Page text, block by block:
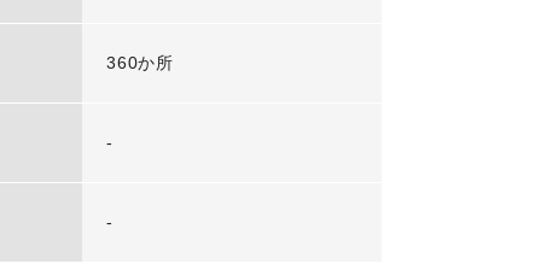
360か所
-
-